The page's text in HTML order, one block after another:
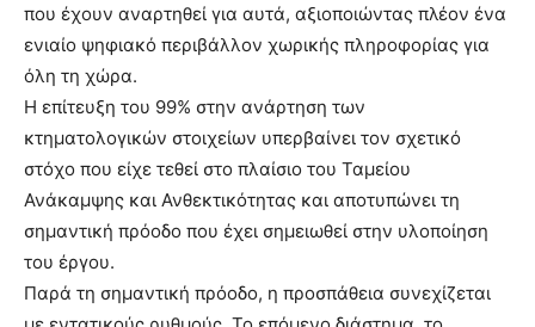
που έχουν αναρτηθεί για αυτά, αξιοποιώντας πλέον ένα
ενιαίο ψηφιακό περιβάλλον χωρικής πληροφορίας για
όλη τη χώρα.
Η επίτευξη του 99% στην ανάρτηση των
κτηματολογικών στοιχείων υπερβαίνει τον σχετικό
στόχο που είχε τεθεί στο πλαίσιο του Ταμείου
Ανάκαμψης και Ανθεκτικότητας και αποτυπώνει τη
σημαντική πρόοδο που έχει σημειωθεί στην υλοποίηση
του έργου.
Παρά τη σημαντική πρόοδο, η προσπάθεια συνεχίζεται